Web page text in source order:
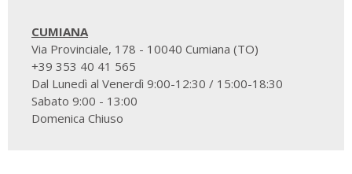
CUMIANA
Via Provinciale, 178 - 10040 Cumiana (TO)
+39 353 40 41 565
Dal Lunedì al Venerdì 9:00-12:30 / 15:00-18:30
Sabato 9:00 - 13:00
Domenica Chiuso